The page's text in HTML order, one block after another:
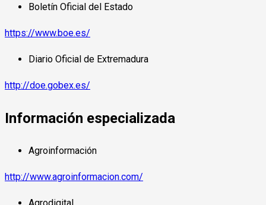
Boletín Oficial del Estado
https://www.boe.es/
Diario Oficial de Extremadura
http://doe.gobex.es/
Información especializada
Agroinformación
http://www.agroinformacion.com/
Agrodigital